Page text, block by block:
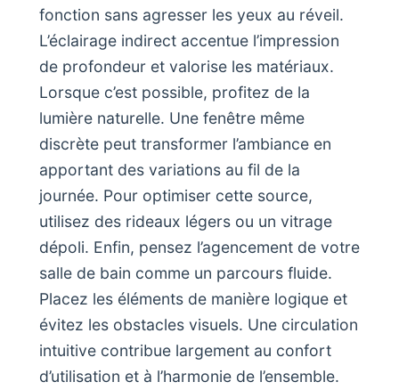
fonction sans agresser les yeux au réveil.
L’éclairage indirect accentue l’impression
de profondeur et valorise les matériaux.
Lorsque c’est possible, profitez de la
lumière naturelle. Une fenêtre même
discrète peut transformer l’ambiance en
apportant des variations au fil de la
journée. Pour optimiser cette source,
utilisez des rideaux légers ou un vitrage
dépoli. Enfin, pensez l’agencement de votre
salle de bain comme un parcours fluide.
Placez les éléments de manière logique et
évitez les obstacles visuels. Une circulation
intuitive contribue largement au confort
d’utilisation et à l’harmonie de l’ensemble.